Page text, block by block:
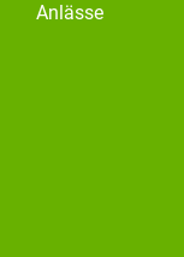
Anlässe